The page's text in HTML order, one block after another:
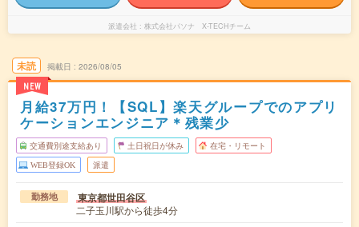
派遣会社 株式会社パソナ X-TECHチーム
未読
NEW
掲載日 2026/08/05
月給37万円！【SQL】楽天グループでのアプリ
ケーションエンジニア＊残業少
交通費別途支給あり 土日祝日が休み 在宅・リモート
WEB登録OK 派遣
勤務地 東京都世田谷区
二子玉川駅から徒歩4分